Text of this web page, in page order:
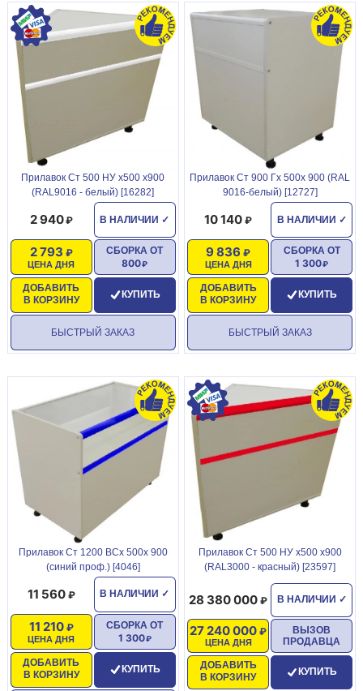
Прилавок Ст 500 НУ х500 х900
(RAL9016 - белый) [16282]
В НАЛИЧИИ ✓
2 940
ЦЕНА ДНЯ
2 793
ДОБАВИТЬ
В КОРЗИНУ
СБОРКА ОТ
800
КУПИТЬ
БЫСТРЫЙ ЗАКАЗ
Прилавок Ст 900 Гх 500х 900 (RAL
9016-белый) [12727]
В НАЛИЧИИ ✓
10 140
ЦЕНА ДНЯ
9 836
ДОБАВИТЬ
В КОРЗИНУ
СБОРКА ОТ
1 300
КУПИТЬ
БЫСТРЫЙ ЗАКАЗ
Прилавок Ст 1200 ВСх 500х 900
(синий проф.) [4046]
В НАЛИЧИИ ✓
11 560
ЦЕНА ДНЯ
11 210
ДОБАВИТЬ
В КОРЗИНУ
СБОРКА ОТ
1 300
КУПИТЬ
Прилавок Ст 500 НУ х500 х900
(RAL3000 - красный) [23597]
В НАЛИЧИИ ✓
28 380 000
ЦЕНА ДНЯ
27 240 000
ДОБАВИТЬ
В КОРЗИНУ
ВЫЗОВ
ПРОДАВЦА
КУПИТЬ